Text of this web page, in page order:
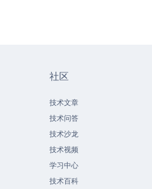
社区
技术文章
技术问答
技术沙龙
技术视频
学习中心
技术百科